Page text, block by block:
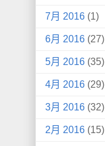
7月 2016 (1)
6月 2016 (27)
5月 2016 (35)
4月 2016 (29)
3月 2016 (32)
2月 2016 (15)